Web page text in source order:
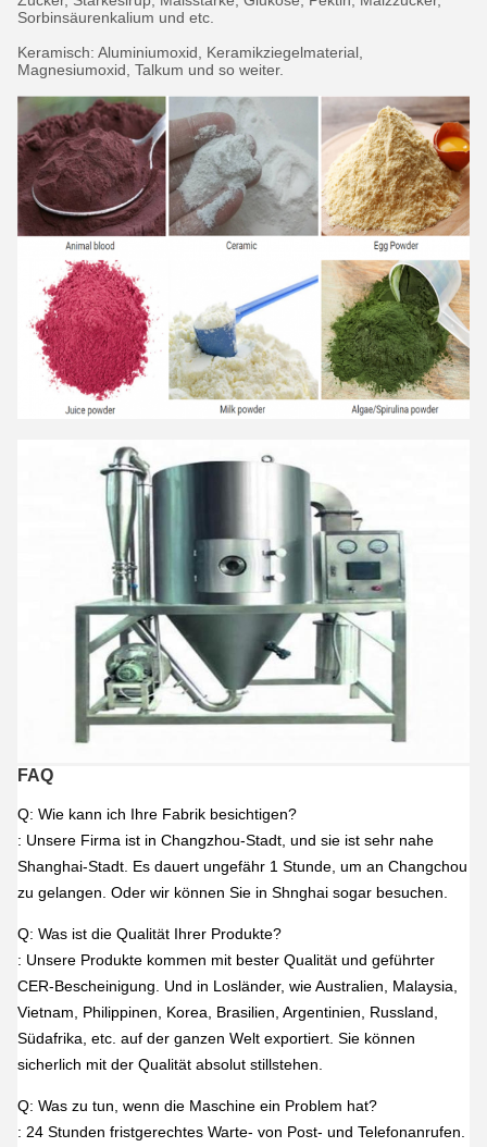
Sorbinsäurenkalium und etc.
Keramisch: Aluminiumoxid, Keramikziegelmaterial,
Magnesiumoxid, Talkum und so weiter.
FAQ
Q: Wie kann ich Ihre Fabrik besichtigen?
: Unsere Firma ist in Changzhou-Stadt, und sie ist sehr nahe
Shanghai-Stadt. Es dauert ungefähr 1 Stunde, um an Changchou
zu gelangen. Oder wir können Sie in Shnghai sogar besuchen.
Q: Was ist die Qualität Ihrer Produkte?
: Unsere Produkte kommen mit bester Qualität und geführter
CER-Bescheinigung. Und in Losländer, wie Australien, Malaysia,
Vietnam, Philippinen, Korea, Brasilien, Argentinien, Russland,
Südafrika, etc. auf der ganzen Welt exportiert. Sie können
sicherlich mit der Qualität absolut stillstehen.
Q: Was zu tun, wenn die Maschine ein Problem hat?
: 24 Stunden fristgerechtes Warte- von Post- und Telefonanrufen.